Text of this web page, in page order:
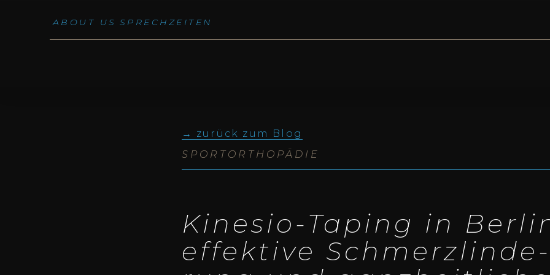
ABOUT US SPRECHZEITEN
zurück zum Blog
SPORT­OR­THO­PÄ­DIE
Kine­sio-Taping in
effek­ti­ve Schmerz­lin­de­